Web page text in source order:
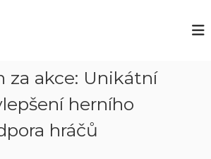
za akce: Unikátní
herního
hráčů